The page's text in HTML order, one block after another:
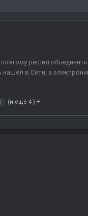
решил
в Сети, а
(и ещё 4 )